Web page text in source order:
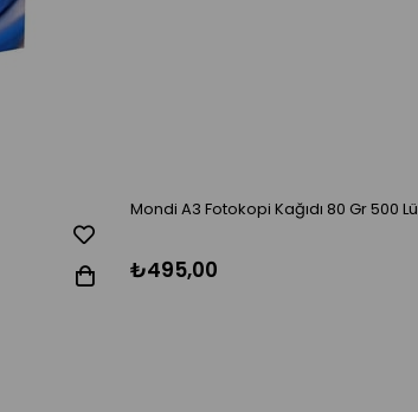
Mondi A3 Fotokopi Kağıdı 80 Gr 500 Lü
₺495,00